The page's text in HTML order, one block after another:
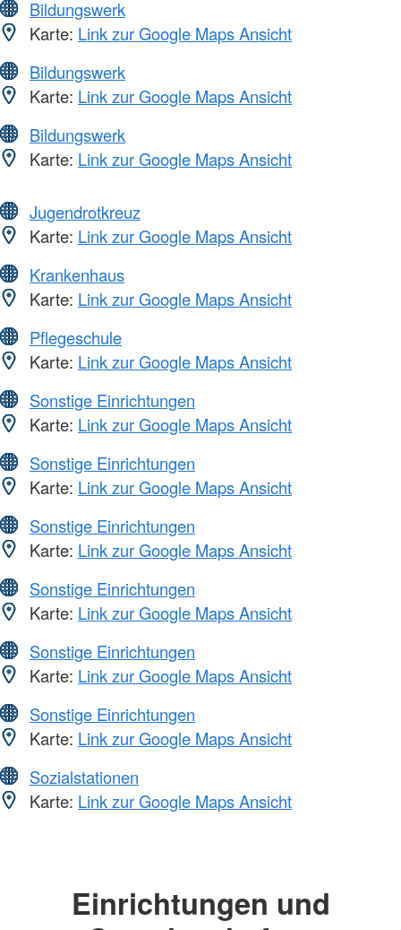
Bildungswerk
Karte: Link zur Google Maps Ansicht
Bildungswerk
Karte: Link zur Google Maps Ansicht
Bildungswerk
Karte: Link zur Google Maps Ansicht
Jugendrotkreuz
Karte: Link zur Google Maps Ansicht
Krankenhaus
Karte: Link zur Google Maps Ansicht
Pflegeschule
Karte: Link zur Google Maps Ansicht
Sonstige Einrichtungen
Karte: Link zur Google Maps Ansicht
Sonstige Einrichtungen
Karte: Link zur Google Maps Ansicht
Sonstige Einrichtungen
Karte: Link zur Google Maps Ansicht
Sonstige Einrichtungen
Karte: Link zur Google Maps Ansicht
Sonstige Einrichtungen
Karte: Link zur Google Maps Ansicht
Sonstige Einrichtungen
Karte: Link zur Google Maps Ansicht
Sozialstationen
Karte: Link zur Google Maps Ansicht
Einrichtungen und